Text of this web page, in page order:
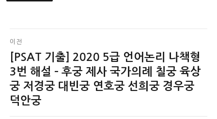
글
탐
색
이전
이
전
글:
[PSAT 기출] 2020 5급 언어논리 나책형
3번 해설 – 후궁 제사 국가의례 칠궁 육상
궁 저경궁 대빈궁 연호궁 선희궁 경우궁
덕안궁